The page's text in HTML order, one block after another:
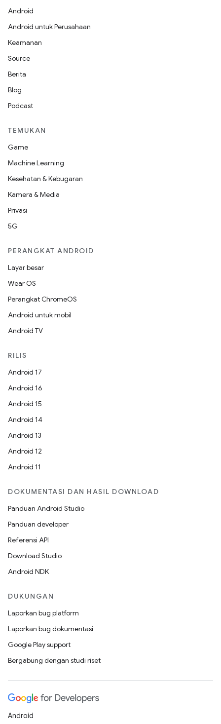
Android
Android untuk Perusahaan
Keamanan
Source
Berita
Blog
Podcast
TEMUKAN
Game
Machine Learning
Kesehatan & Kebugaran
Kamera & Media
Privasi
5G
PERANGKAT ANDROID
Layar besar
Wear OS
Perangkat ChromeOS
Android untuk mobil
Android TV
RILIS
Android 17
Android 16
Android 15
Android 14
Android 13
Android 12
Android 11
DOKUMENTASI DAN HASIL DOWNLOAD
Panduan Android Studio
Panduan developer
Referensi API
Download Studio
Android NDK
DUKUNGAN
Laporkan bug platform
Laporkan bug dokumentasi
Google Play support
Bergabung dengan studi riset
Android